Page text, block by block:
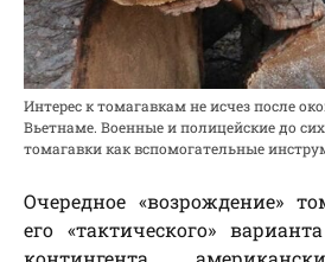
Интерес к томагавкам не исчез после
Вьетнаме. Военные и полицейские до
томагавки как вспомогательные
Очередное «возрождение»
его «тактического»